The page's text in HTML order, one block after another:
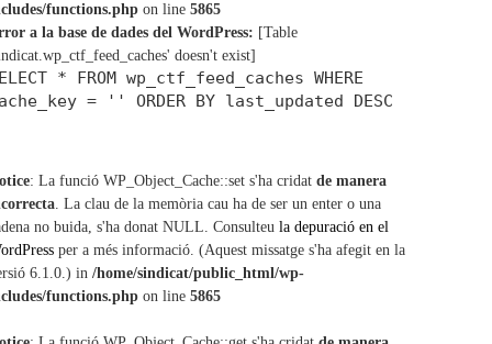
functions.php on line5865
a la base de dades del WordPress: [Table
doesn't exist]
* FROM wp_ctf_feed_caches WHERE
= '' ORDER BY last_updated DESC
: La funció WP_Object_Cache::set s'ha cridatde manera
. La clau de la memòria cau ha de ser un enter o una
no buida, s'ha donat NULL. Consulteula depuració en el
per a més informació. (Aquest missatge s'ha afegit en la
6.1.0.) in/home/sindicat/public_html/wp-
functions.php on line5865